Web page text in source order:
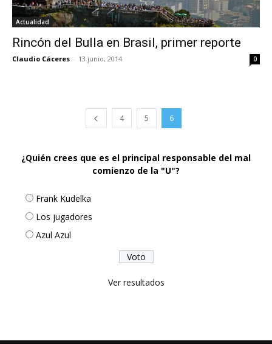
Actualidad
Rincón del Bulla en Brasil, primer reporte
Claudio Cáceres - 13 junio, 2014 0
4 5 6
¿Quién crees que es el principal responsable del mal
comienzo de la "U"?
Frank Kudelka
Los jugadores
Azul Azul
Ver resultados